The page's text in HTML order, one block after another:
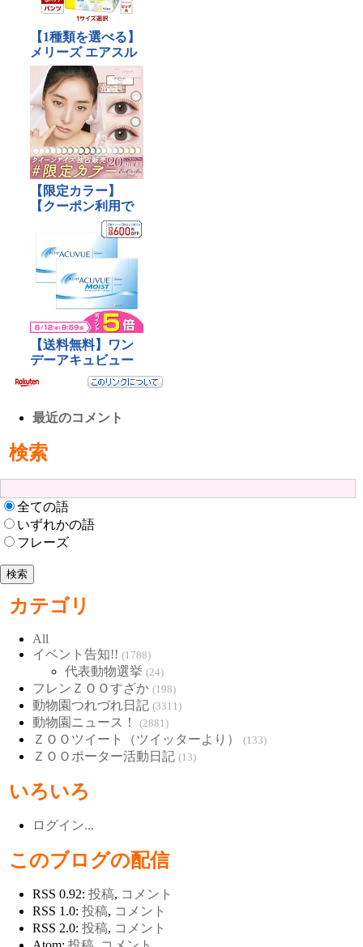
最近のコメント
検索
全ての語
いずれかの語
フレーズ
カテゴリ
All
イベント告知!! (1788)
代表動物選挙 (24)
フレンＺＯＯすざか (198)
動物園つれづれ日記 (3311)
動物園ニュース！ (2881)
ＺＯＯツイート（ツイッターより） (133)
ＺＯＯポーター活動日記 (13)
いろいろ
ログイン...
このブログの配信
RSS 0.92: 投稿, コメント
RSS 1.0: 投稿, コメント
RSS 2.0: 投稿, コメント